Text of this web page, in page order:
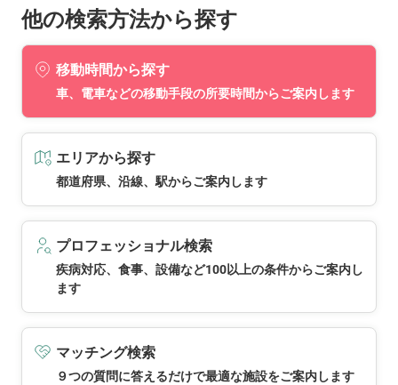
他の検索方法から探す
移動時間から探す
車、電車などの移動手段の所要時間からご案内します
エリアから探す
都道府県、沿線、駅からご案内します
プロフェッショナル検索
疾病対応、食事、設備など100以上の条件からご案内し
ます
マッチング検索
９つの質問に答えるだけで最適な施設をご案内します